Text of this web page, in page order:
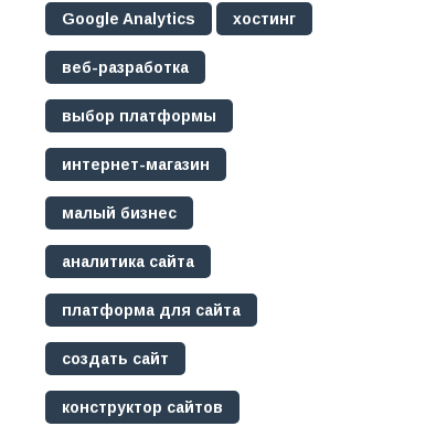
Google Analytics хостинг
веб-разработка
выбор платформы
интернет-магазин
малый бизнес
аналитика сайта
платформа для сайта
создать сайт
конструктор сайтов